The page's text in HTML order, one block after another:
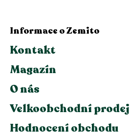
Informace o Zemito
Kontakt
Magazín
O nás
Velkoobchodní prodej
Hodnocení obchodu